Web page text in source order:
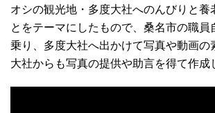
オシの観光地・多度大社へのんびりと養
とをテーマにしたもので、桑名市の職員
乗り、多度大社へ出かけて写真や動画の
大社からも写真の提供や助言を得て作成